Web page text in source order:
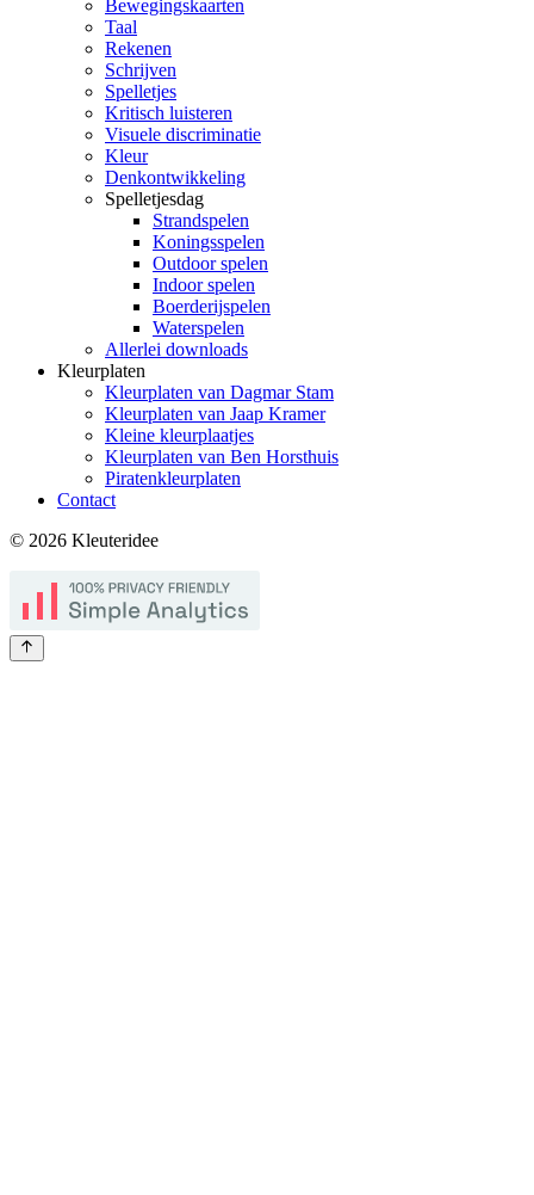
Bewegingskaarten
Taal
Rekenen
Schrijven
Spelletjes
Kritisch luisteren
Visuele discriminatie
Kleur
Denkontwikkeling
Spelletjesdag
Strandspelen
Koningsspelen
Outdoor spelen
Indoor spelen
Boerderijspelen
Waterspelen
Allerlei downloads
Kleurplaten
Kleurplaten van Dagmar Stam
Kleurplaten van Jaap Kramer
Kleine kleurplaatjes
Kleurplaten van Ben Horsthuis
Piratenkleurplaten
Contact
© 2026 Kleuteridee